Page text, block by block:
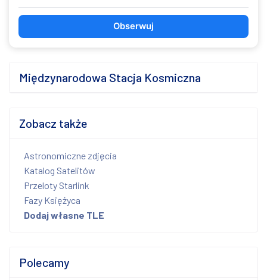
Obserwuj
Międzynarodowa Stacja Kosmiczna
Zobacz także
Astronomiczne zdjęcia
Katalog Satelitów
Przeloty Starlink
Fazy Księżyca
Dodaj własne TLE
Polecamy